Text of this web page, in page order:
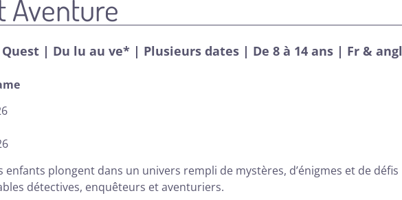
Aventure
| Du lu au ve* | Plusieurs dates | De 8 à 14 ans | Fr & angl
enfants plongent dans un univers rempli de mystères, d’énigmes et de défis
détectives, enquêteurs et aventuriers.